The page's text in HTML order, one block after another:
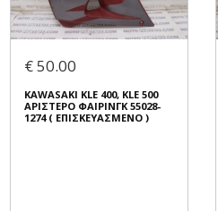
€ 50.00
KAWASAKI KLE 400, KLE 500
ΑΡΙΣΤΕΡΟ ΦΑΙΡΙΝΓΚ 55028-
1274 ( ΕΠΙΣΚΕΥΑΣΜΕΝΟ )